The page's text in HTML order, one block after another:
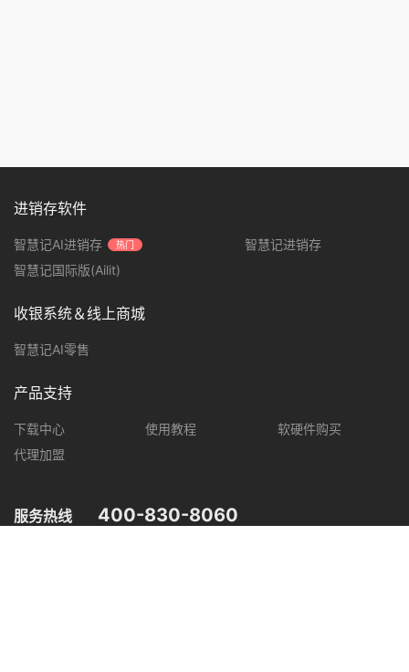
服务热线 400-830-8060
进销存软件
智慧记AI进销存 热门
智慧记进销存
智慧记国际版(Ailit)
收银系统＆线上商城
智慧记AI零售
产品支持
下载中心 使用教程
软硬件购买
代理加盟